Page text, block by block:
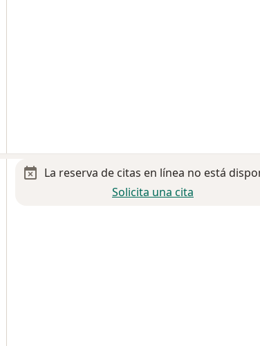
La reserva de citas en línea no está
Solicita una cita